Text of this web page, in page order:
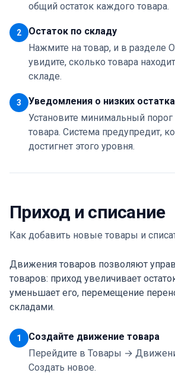
общий остаток каждого товара.
2
Остаток по складу
Нажмите на товар, и в разделе
увидите, сколько товара
складе.
3
Уведомления о низких
Установите минимальный порог
товара. Система предупредит,
достигнет этого уровня.
Приход и списание
Как добавить новые товары и
Движения товаров позволяют
товаров: приход увеличивает
уменьшает его, перемещение
складами.
1
Создайте движение товара
Перейдите в Товары →
Создать новое.